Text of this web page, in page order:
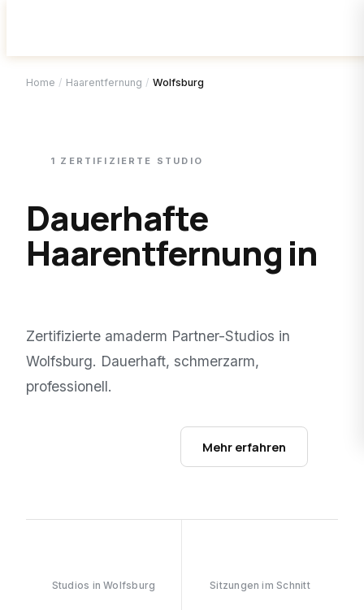
Home / Haarentfernung / Wolfsburg
1 ZERTIFIZIERTE STUDIO
Dauerhafte
Haarentfernung in
Zertifizierte amaderm Partner-Studios in
Wolfsburg. Dauerhaft, schmerzarm,
professionell.
Mehr erfahren
Studios in Wolfsburg Sitzungen im Schnitt